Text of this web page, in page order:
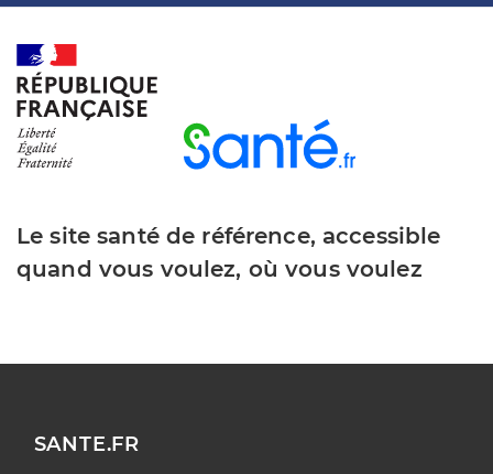
Le site santé de référence, accessible
quand vous voulez, où vous voulez
SANTE.FR